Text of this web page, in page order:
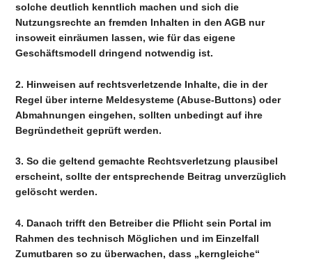
solche deutlich kenntlich machen und sich die
Nutzungsrechte an fremden Inhalten in den AGB nur
insoweit einräumen lassen, wie für das eigene
Geschäftsmodell dringend notwendig ist.
2. Hinweisen auf rechtsverletzende Inhalte, die in der
Regel über interne Meldesysteme (Abuse-Buttons) oder
Abmahnungen eingehen, sollten unbedingt auf ihre
Begründetheit geprüft werden.
3. So die geltend gemachte Rechtsverletzung plausibel
erscheint, sollte der entsprechende Beitrag unverzüglich
gelöscht werden.
4. Danach trifft den Betreiber die Pflicht sein Portal im
Rahmen des technisch Möglichen und im Einzelfall
Zumutbaren so zu überwachen, dass „kerngleiche“